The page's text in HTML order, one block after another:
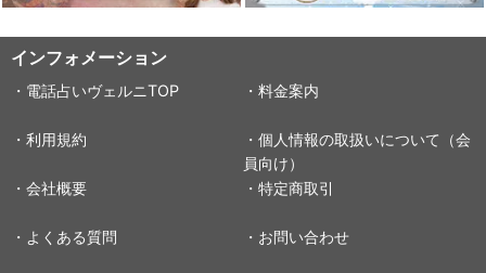
インフォメーション
・電話占いヴェルニTOP ・料金案内
・利用規約
・個人情報の取扱いについて（会
員向け）
・会社概要
・特定商取引
・よくある質問 ・お問い合わせ